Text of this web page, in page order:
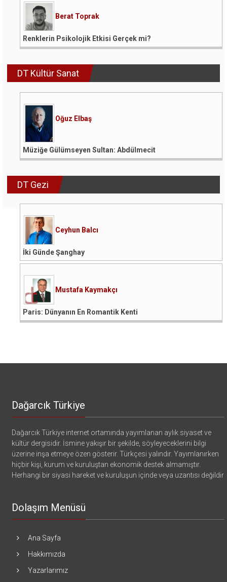
Berat Toprak
Renklerin Psikolojik Etkisi Gerçek mi?
DT Kültür Sanat
Oğuz Elbaş
Müziğe Gülümseyen Sultan: Abdülmecit
DT Gezi
Ceyhun Balcı
İki Günde Şanghay
Mustafa Kaymakçı
Paris: Dünyanın En Romantik Kenti
Dağarcık Türkiye
Dağarcık Türkiye internet ortamında yayımlanan aylık siyaset ve
kültür dergisidir. İsmine yakışır bir şekilde, söyleyeceklerini bilgi
üzerine inşa etmeye özen gösterir. Türkçesi yalındır. Yayımlanırken
hiçbir kişi, kurum ve kuruluştan ekonomik destek almamıştır.
Herhangi bir siyasi hareket ve kuruluşun içinde veya uzantısı değildir
Dolaşım Menüsü
Ana Sayfa
Hakkımızda
Yazarlarımız